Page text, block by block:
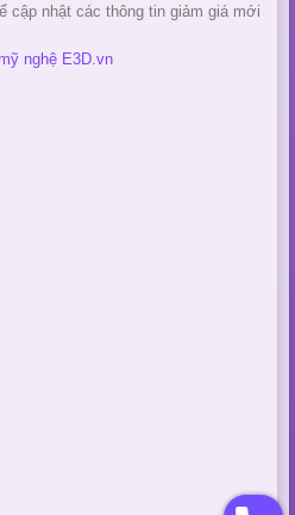
cập nhật các thông tin giảm giá mới
nghệ E3D.vn